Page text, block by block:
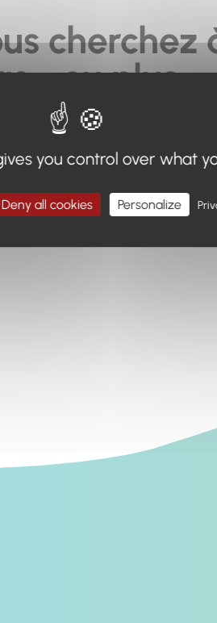
cherchez
ou plus.
en haut de page, ou à utiliser le
Retour à l'accueil
you control over what
Deny all cookies Personalize